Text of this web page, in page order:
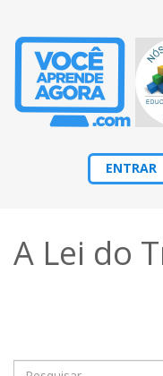
ENTRAR
A Lei do